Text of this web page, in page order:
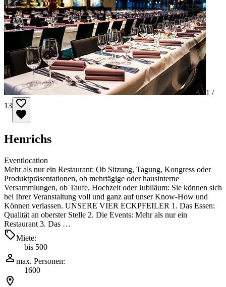
1 /
13
Henrichs
Eventlocation
Mehr als nur ein Restaurant: Ob Sitzung, Tagung, Kongress oder
Produktpräsentationen, ob mehrtägige oder hausinterne
Versammlungen, ob Taufe, Hochzeit oder Jubiläum: Sie können sich
bei Ihrer Veranstaltung voll und ganz auf unser Know-How und
Können verlassen. UNSERE VIER ECKPFEILER 1. Das Essen:
Qualität an oberster Stelle 2. Die Events: Mehr als nur ein
Restaurant 3. Das …
Miete:
bis 500
max. Personen:
1600